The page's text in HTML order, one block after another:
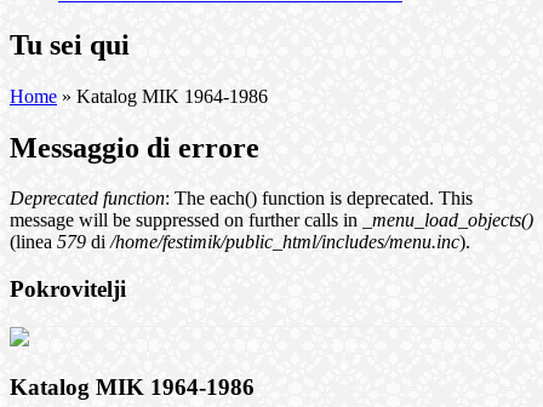
Tu sei qui
Home » Katalog MIK 1964-1986
Messaggio di errore
Deprecated function: The each() function is deprecated. This
message will be suppressed on further calls in
_menu_load_objects()
(linea 579 di/home/festimik/public_html/includes/menu.inc).
Pokrovitelji
Katalog MIK 1964-1986